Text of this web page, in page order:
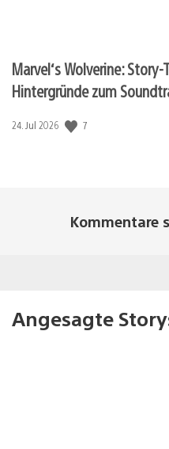
Marvel‘s Wolverine:
Hintergründe zum
Veröffentlichungsdatum:
24. Jul 2026 7
Kommentare
Angesagte